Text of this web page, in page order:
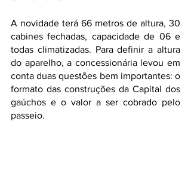
A novidade terá 66 metros de altura, 30
cabines fechadas, capacidade de 06 e
todas climatizadas. Para definir a altura
do aparelho, a concessionária levou em
conta duas questões bem importantes: o
formato das construções da Capital dos
gaúchos e o valor a ser cobrado pelo
passeio.